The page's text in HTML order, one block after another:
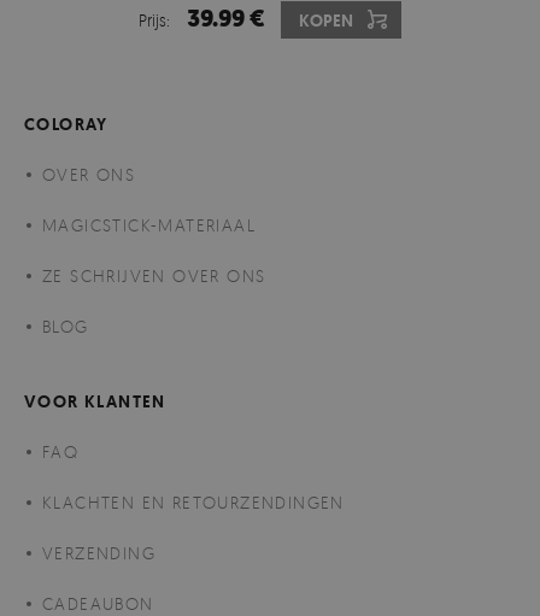
Prijs: 39.99 € KOPEN
COLORAY
OVER ONS
MAGICSTICK-MATERIAAL
ZE SCHRIJVEN OVER ONS
BLOG
VOOR KLANTEN
FAQ
KLACHTEN EN RETOURZENDINGEN
VERZENDING
CADEAUBON